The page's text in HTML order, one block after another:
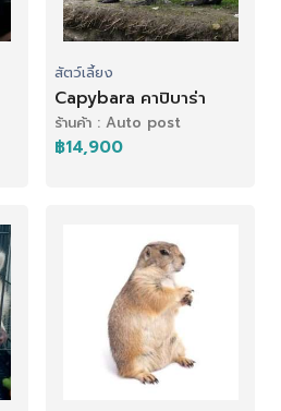
สัตว์เลี้ยง
Capybara คาปิบาร่า
ร้านค้า : Auto post
฿14,900